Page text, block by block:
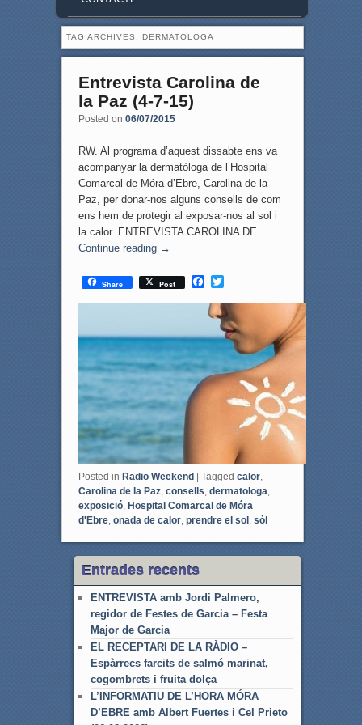
TAG ARCHIVES: DERMATOLOGA
Entrevista Carolina de
la Paz (4-7-15)
Posted on 06/07/2015
RW. Al programa d’aquest dissabte ens va
acompanyar la dermatòloga de l’Hospital
Comarcal de Móra d’Ebre, Carolina de la
Paz, per donar-nos alguns consells de com
ens hem de protegir al exposar-nos al sol i
la calor. ENTREVISTA CAROLINA DE …
Continue reading →
Share Post
F
c
e
b
o
o
k
T
i
t
t
e
r
Posted in Radio Weekend | Tagged calor,
Carolina de la Paz, consells dermatologa
exposició, Hospital Comarcal de Móra
d'Ebre, onada de calor, prendre el sol, sòl
Entrades recents
ENTREVISTA amb Jordi Palmero,
regidor de Festes de Garcia – Festa
Major de Garcia
EL RECEPTARI DE LA RÀDIO –
Espàrrecs farcits de salmó marinat,
cogombrets i fruita dolça
L’INFORMATIU DE L’HORA MÓRA
D’EBRE amb Albert Fuertes i Cel Prieto